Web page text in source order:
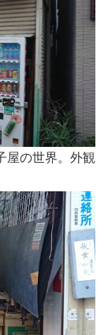
屋の世界。外観